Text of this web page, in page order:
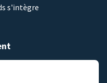
s'intègre